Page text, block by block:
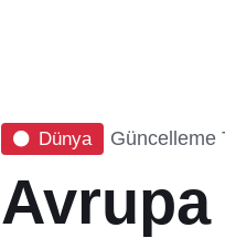
Dünya Güncelleme